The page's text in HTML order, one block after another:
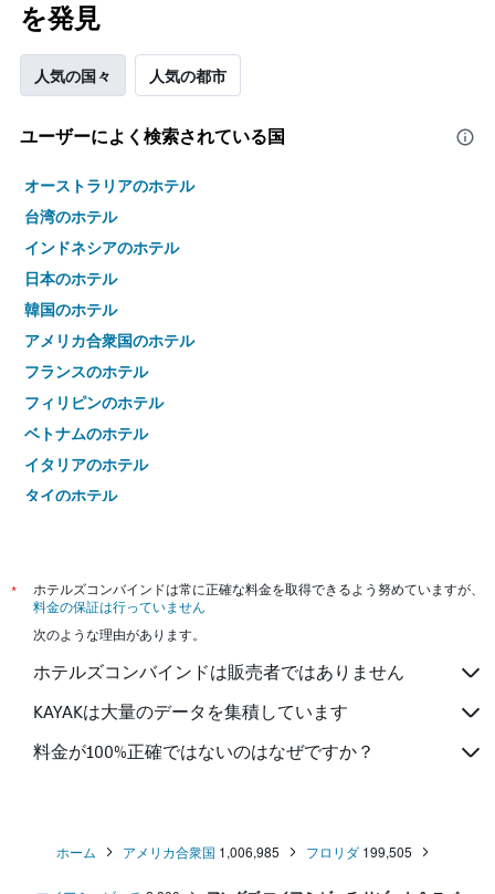
を発見
人気の国々 人気の都市
ユーザーによく検索されている国
オーストラリアのホテル
台湾のホテル
インドネシアのホテル
日本のホテル
韓国のホテル
アメリカ合衆国のホテル
フランスのホテル
フィリピンのホテル
ベトナムのホテル
イタリアのホテル
タイのホテル
*
ホテルズコンバインドは常に正確な料金を取得できるよう努めていますが、
料金の保証は行っていません
次のような理由があります。
ホテルズコンバインドは販売者ではありません
KAYAKは大量のデータを集積しています
料金が100%正確ではないのはなぜですか？
ホーム アメリカ合衆国 1,006,985 フロリダ 199,505